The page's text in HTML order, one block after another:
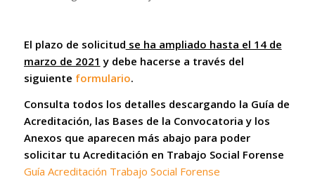
El plazo de solicitud se ha ampliado hasta el 14 de
marzo de 2021 y debe hacerse a través del
siguiente formulario.
Consulta todos los detalles descargando la Guía de
Acreditación, las Bases de la Convocatoria y los
Anexos que aparecen más abajo para poder
solicitar tu Acreditación en Trabajo Social Forense
Guía Acreditación Trabajo Social Forense